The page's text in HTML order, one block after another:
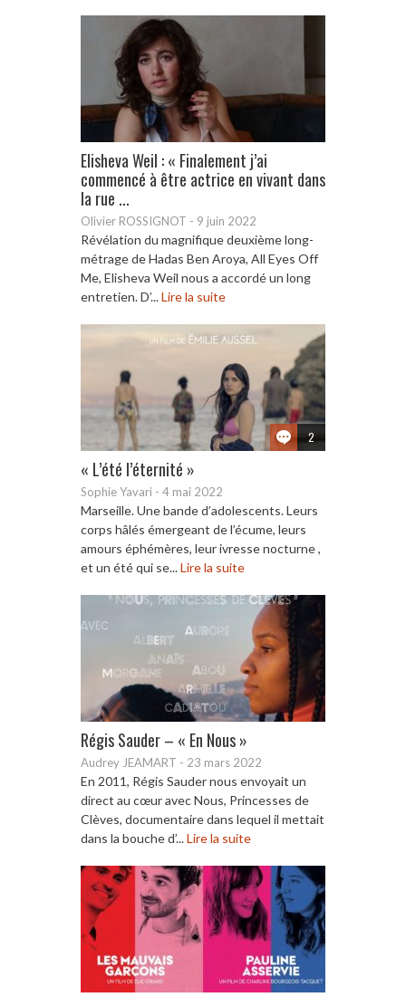
Elisheva Weil : « Finalement j’ai
commencé à être actrice en vivant dans
la rue ...
Olivier ROSSIGNOT - 9 juin 2022
Révélation du magnifique deuxième long-
métrage de Hadas Ben Aroya, All Eyes Off
Me, Elisheva Weil nous a accordé un long
entretien. D’...Lire la suite
2
« L’été l’éternité »
Sophie Yavari - 4 mai 2022
Marseille. Une bande d’adolescents. Leurs
corps hâlés émergeant de l’écume, leurs
amours éphémères, leur ivresse nocturne ,
et un été qui se...Lire la suite
Régis Sauder – « En Nous »
Audrey JEAMART - 23 mars 2022
En 2011, Régis Sauder nous envoyait un
direct au cœur avec Nous, Princesses de
Clèves, documentaire dans lequel il mettait
dans la bouche d’...Lire la suite